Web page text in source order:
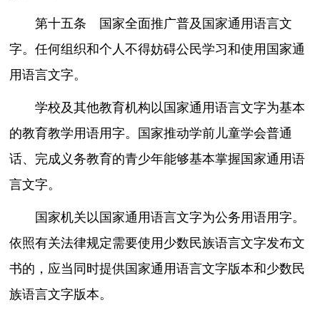
第十五条 国家全面推广普及国家通用语言文
字。任何组织和个人不得妨碍公民学习和使用国家通
用语言文字。
学校及其他教育机构以国家通用语言文字为基本
的教育教学用语用字。国家推动学前儿童学会普通
话、完成义务教育的青少年能够基本掌握国家通用语
言文字。
国家机关以国家通用语言文字为公务用语用字。
依照有关法律规定需要使用少数民族语言文字发布文
书的，应当同时提供国家通用语言文字版本和少数民
族语言文字版本。